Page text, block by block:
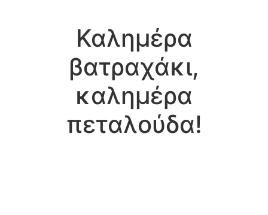
Καλημέρα
βατραχάκι,
καλημέρα
πεταλούδα!